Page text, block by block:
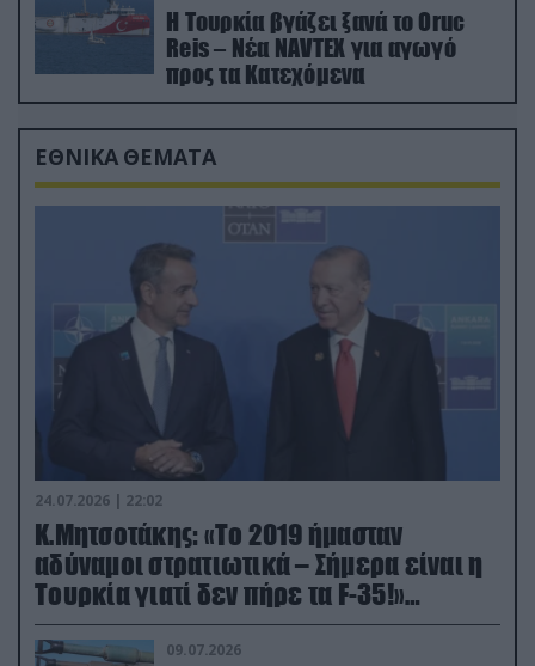
Η Τουρκία βγάζει ξανά το Oruc
Reis – Νέα NAVTEX για αγωγό
προς τα Κατεχόμενα
ΕΘΝΙΚΑ ΘΕΜΑΤΑ
24.07.2026 | 22:02
Κ.Μητσοτάκης: «Το 2019 ήμασταν
αδύναμοι στρατιωτικά – Σήμερα είναι η
Τουρκία γιατί δεν πήρε τα F-35!»
(βίντεο)
09.07.2026